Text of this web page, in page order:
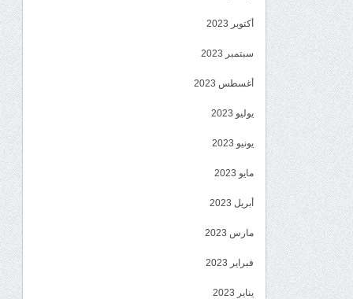
أكتوبر 2023
سبتمبر 2023
أغسطس 2023
يوليو 2023
يونيو 2023
مايو 2023
أبريل 2023
مارس 2023
فبراير 2023
يناير 2023